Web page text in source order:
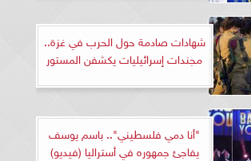
شهادات صادمة حول الحرب في غزة..
مجندات إسرائيليات يكشفن المستور
"أنا دمي فلسطيني".. باسم يوسف
يفاجئ جمهوره في أستراليا (فيديو)